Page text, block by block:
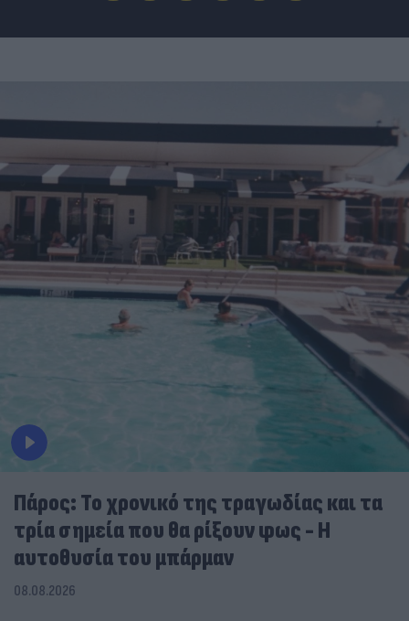
Πάρος: Το χρονικό της τραγωδίας και τα
τρία σημεία που θα ρίξουν φως - Η
αυτοθυσία του μπάρμαν
08.08.2026